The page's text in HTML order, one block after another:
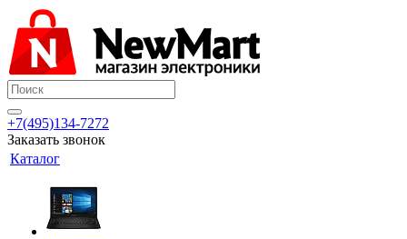
+7(495)134-7272
Заказать звонок
Каталог